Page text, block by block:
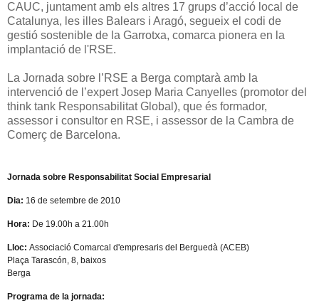
CAUC, juntament amb els altres 17 grups d’acció local de
Catalunya, les illes Balears i Aragó, segueix el codi de
gestió sostenible de la Garrotxa, comarca pionera en la
implantació de l'RSE.
La Jornada sobre l’RSE a Berga comptarà amb la
intervenció de l’expert Josep Maria Canyelles (promotor del
think tank Responsabilitat Global), que és formador,
assessor i consultor en RSE, i assessor de la Cambra de
Comerç de Barcelona.
Jornada sobre Responsabilitat Social Empresarial
Dia: 16 de setembre de 2010
Hora: De 19.00h a 21.00h
Lloc: Associació Comarcal d'empresaris del Berguedà (ACEB)
Plaça Tarascón, 8, baixos
Berga
Programa de la jornada: